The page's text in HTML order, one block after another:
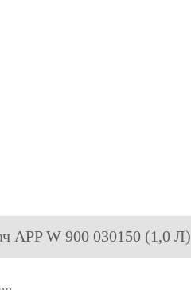
APP W 900 030150 (1,0 Л)